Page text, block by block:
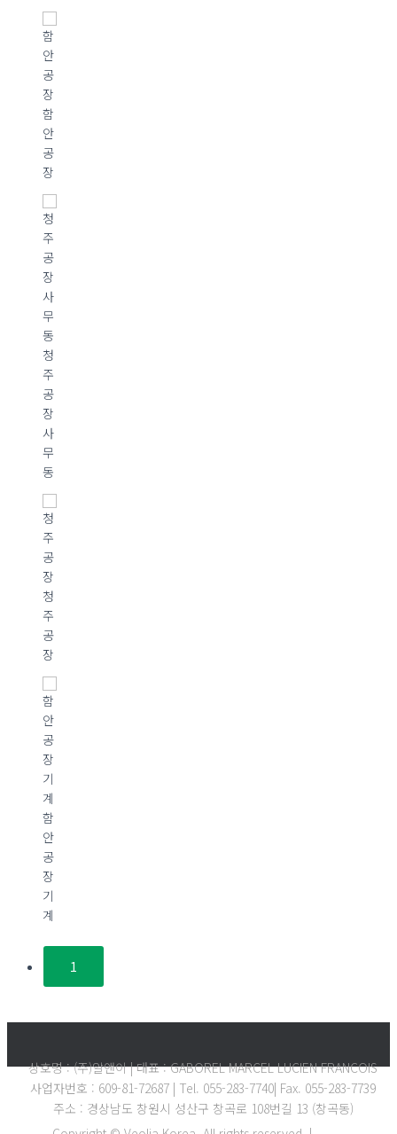
함
안
공
장
청
주
공
장
사
무
동
청
주
공
장
함
안
공
장
기
계
1
상호명 : (주)알앤이 | 대표 : GABOREL MARCEL LUCIEN FRANCOIS
사업자번호 : 609-81-72687 | Tel. 055-283-7740| Fax. 055-283-7739
주소 : 경상남도 창원시 성산구 창곡로 108번길 13 (창곡동)